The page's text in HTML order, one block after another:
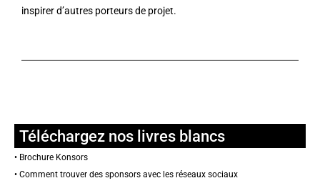
inspirer d’autres porteurs de projet.
Téléchargez nos livres blancs
• Brochure Konsors
• Comment trouver des sponsors avec les réseaux sociaux